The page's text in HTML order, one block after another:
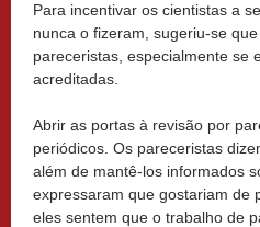
Para incentivar os cientistas a
nunca o fizeram, sugeriu-se
pareceristas, especialmente se
acreditadas.
Abrir as portas à revisão por
periódicos. Os pareceristas
além de mantê-los informados
expressaram que gostariam de
eles sentem que o trabalho de